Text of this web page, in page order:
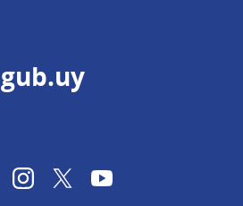
gub.uy
FacebookInstagram
TwitterYouTube